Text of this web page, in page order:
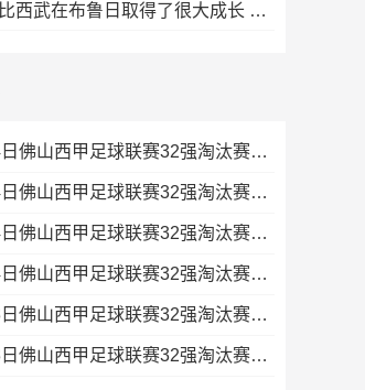
经纪人：比西武在布鲁日取得了很大成长 他希望为巴萨奉献一切
08月04日佛山西甲足球联赛32强淘汰赛藝品高國際VS湛江狂狼·粵辉能源全场录像
08月04日佛山西甲足球联赛32强淘汰赛肇庆恒骏成VS三七互娱全场录像
08月04日佛山西甲足球联赛32强淘汰赛广东西南建设VS香港圣徒全场录像
08月04日佛山西甲足球联赛32强淘汰赛贪玩游戏VS美的薪火全场录像
08月03日佛山西甲足球联赛32强淘汰赛大塘控股VS茂名市点都得全场录像
08月03日佛山西甲足球联赛32强淘汰赛广东客家青年VS广州英华思力U17全场录像